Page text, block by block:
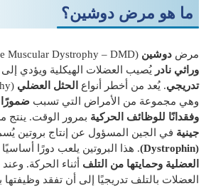
ما هو مرض دوشين؟
مرض دوشين (Duchenne Muscular Dystrophy – DMD) هو
وراثي نادر يُصيب العضلات الهيكلية ويؤدي إلى
تدريجي. يُعد من أخطر أنواع الحثل العضلي
وهي مجموعة من الأمراض التي تسبب ضمورًا
وفقدانًا للوظائف الحركية بمرور الوقت.
جينية في الجين المسؤول عن إنتاج بروتين
(Dystrophin)
. هذا البروتين يلعب دورًا
العضلية وحمايتها من التلف أثناء الحركة. وعند
العضلات بالتلف تدريجيًا إلى أن تفقد وظيفتها